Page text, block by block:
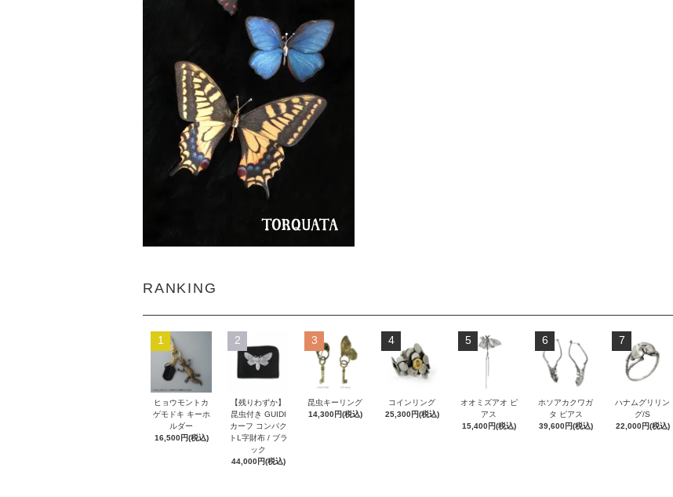
RANKING
1
ヒョウモントカ
ゲモドキ キーホ
ルダー
16,500円(税込)
2
【残りわずか】
昆虫付き GUIDI
カーフ コンパク
トL字財布 / ブラ
ック
44,000円(税込)
3
昆虫キーリング
14,300円(税込)
4
コインリング
25,300円(税込)
5
オオミズアオ ピ
アス
15,400円(税込)
6
ホソアカクワガ
タ ピアス
39,600円(税込)
7
ハナムグリリン
グ/S
22,000円(税込)